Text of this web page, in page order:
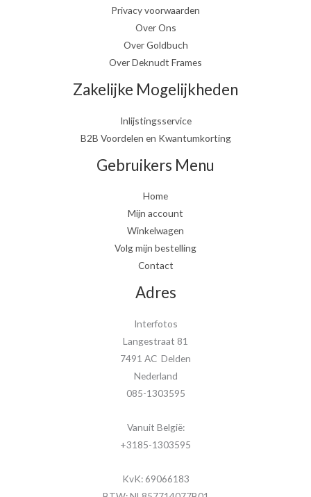
Privacy voorwaarden
Over Ons
Over Goldbuch
Over Deknudt Frames
Zakelijke Mogelijkheden
Inlijstingsservice
B2B Voordelen en Kwantumkorting
Gebruikers Menu
Home
Mijn account
Winkelwagen
Volg mijn bestelling
Contact
Adres
Interfotos
Langestraat 81
7491 AC Delden
Nederland
085-1303595
Vanuit België:
+3185-1303595
KvK: 69066183